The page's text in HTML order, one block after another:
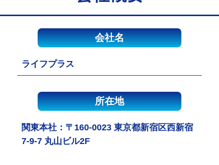
会社名
ライフプラス
所在地
関東本社：〒160-0023 東京都新宿区西新宿
7-9-7 丸山ビル2F